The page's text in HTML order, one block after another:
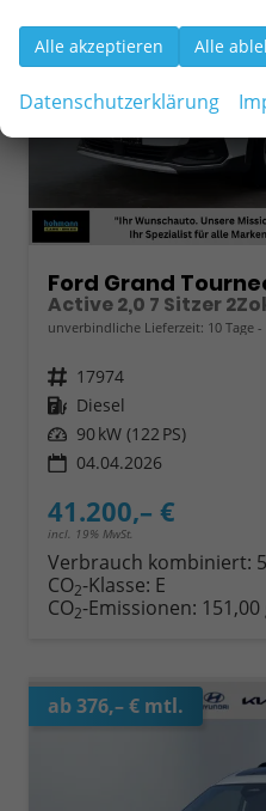
Ford Grand
unverbindliche Lieferzeit: 10 Tage
Fahrzeugnr. 17974
Kraftstoff Diesel
Leistung 90 kW (122 PS)
04.04.2026
41.200,– €
incl. 19% MwSt.
Verbrauch kombiniert:
CO2-Klasse: E
CO2-Emissionen:
ab 376,– € mtl.
Alle akzeptieren Alle
Datenschutzerklärung